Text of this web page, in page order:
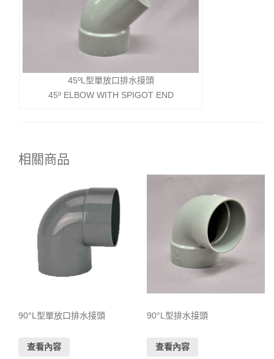
45ºL型單放口排水接頭
45º ELBOW WITH SPIGOT END
相關商品
90°L型單放口排水接頭
查看內容
90°L型排水接頭
查看內容